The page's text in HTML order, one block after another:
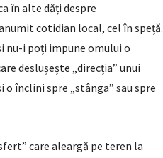
în alte dăți despre
cotidian local, cel în speță.
nu-i poți impune omului o
deslușește „direcția” unui
înclini spre „stânga” sau spre
care aleargă pe teren la